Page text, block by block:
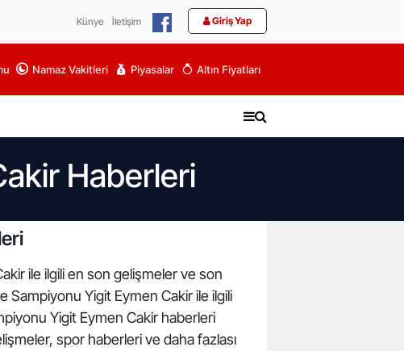
Künye İletişim Giriş Yap
Namaz Vakitleri Piyasalar Altın Fiyatları
Haberleri
ile ilgili en son gelişmeler ve son
Sampiyonu Yigit Eymen Cakir ile ilgili
Yigit Eymen Cakir haberleri
spor haberleri ve daha fazlası